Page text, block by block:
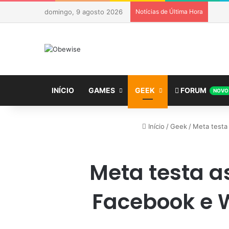
domingo, 9 agosto 2026 Notícias de Última Hora
INÍCIO GAMES GEEK FORUM NOVO
Início / Geek / Meta testa
Meta testa
Facebook e